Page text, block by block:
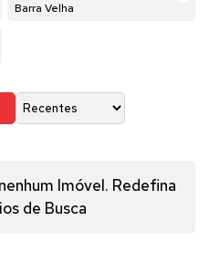
Barra Velha
Imóvel. Redefina
de Busca